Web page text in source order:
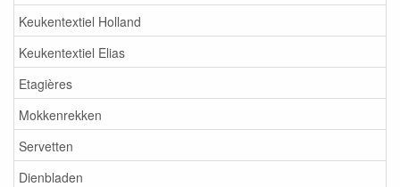
Keukentextiel Holland
Keukentextiel Elias
Etagières
Mokkenrekken
Servetten
Dienbladen